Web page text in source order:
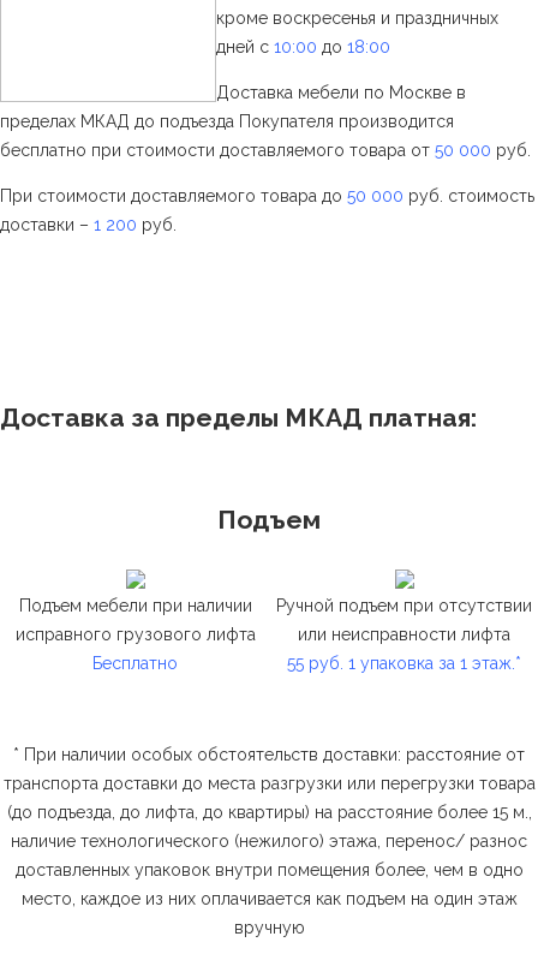
кроме воскресенья и праздничных
дней с 10:00 до 18:00
Доставка мебели по Москве в
пределах МКАД до подъезда Покупателя производится
бесплатно при стоимости доставляемого товара от 50 000 руб.
При стоимости доставляемого товара до 50 000 руб. стоимость
доставки – 1 200 руб.
Доставка за пределы МКАД платная:
Подъем
Подъем мебели при наличии
исправного грузового лифта
Ручной подъем при отсутствии
или неисправности лифта
Бесплатно
55 руб. 1 упаковка за 1 этаж.*
* При наличии особых обстоятельств доставки: расстояние от
транспорта доставки до места разгрузки или перегрузки товара
(до подъезда, до лифта, до квартиры) на расстояние более 15 м.,
наличие технологического (нежилого) этажа, перенос/ разнос
доставленных упаковок внутри помещения более, чем в одно
место, каждое из них оплачивается как подъем на один этаж
вручную